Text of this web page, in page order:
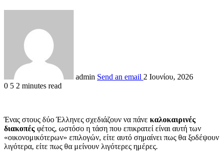
admin Send an email 2 Ιουνίου, 2026
0 5 2 minutes read
Ένας στους δύο Έλληνες σχεδιάζουν να πάνε καλοκαιρινές
διακοπές φέτος, ωστόσο η τάση που επικρατεί είναι αυτή των
«οικονομικότερων» επιλογών, είτε αυτό σημαίνει πως θα ξοδέψουν
λιγότερα, είτε πως θα μείνουν λιγότερες ημέρες.